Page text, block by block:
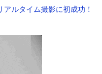
ルタイム撮影に初成功！